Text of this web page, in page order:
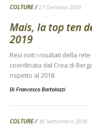
COLTURE 27 Gennaio 2020
Mais, la top ten
2019
Resi noti i risultati della
coordinata dal Crea di
rispetto al 2018
Di Francesco Bartolozzi
COLTURE 18 Settembre 2018